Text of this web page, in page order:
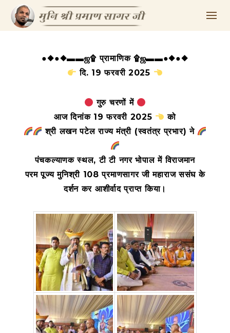
●◆●◆▬▬ஜ۩ प्रामाणिक ۩ஜ▬▬●◆●◆
दि. 19 फरवरी 2025
गुरु चरणों में
आज दिनांक 19 फरवरी 2025
को
श्री लखन पटेल राज्य मंत्री (स्वतंत्र प्रभार) ने
पंचकल्याणक स्थल, टी टी नगर भोपाल में विराजमान
परम पूज्य मुनिश्री 108 प्रमाणसागर जी महाराज ससंघ के
दर्शन कर आशीर्वाद प्राप्त किया।